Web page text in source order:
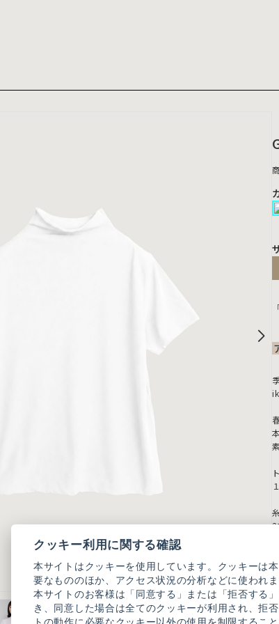
2
クッキー利用に関する確認
本サイトはクッキーを使用しています。クッキーは
要なもののほか、アクセス状況の分析などに使われま
本サイトのお客様は「同意する」または「拒否する
き、同意した場合は全てのクッキーが利用され、拒